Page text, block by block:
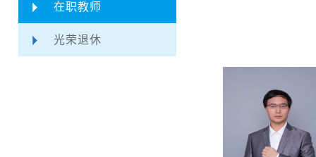
在职教师
光荣退休